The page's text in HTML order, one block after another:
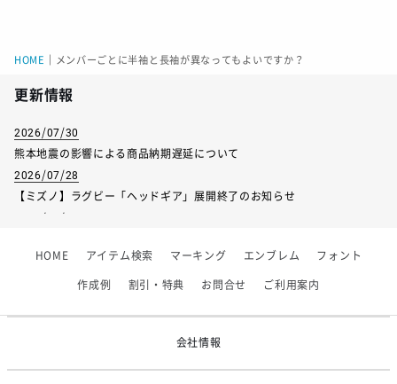
HOME メンバーごとに半袖と長袖が異なってもよいですか？
更新情報
2026/07/30
熊本地震の影響による商品納期遅延について
2026/07/28
【ミズノ】ラグビー「ヘッドギア」展開終了のお知らせ
2026/07/01
2026/06/09
【アシックス】一部商品「生地の在庫限り」廃盤のお知らせ
HOME アイテム検索 マーキング エンブレム フォント
作成例 割引・特典 お問合せ ご利用案内
会社情報